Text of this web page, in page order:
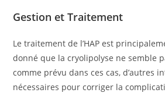
Gestion et Traitement
Le traitement de l’HAP est
donné que la cryolipolyse ne semble
comme prévu dans ces cas, d’autres
nécessaires pour corriger la